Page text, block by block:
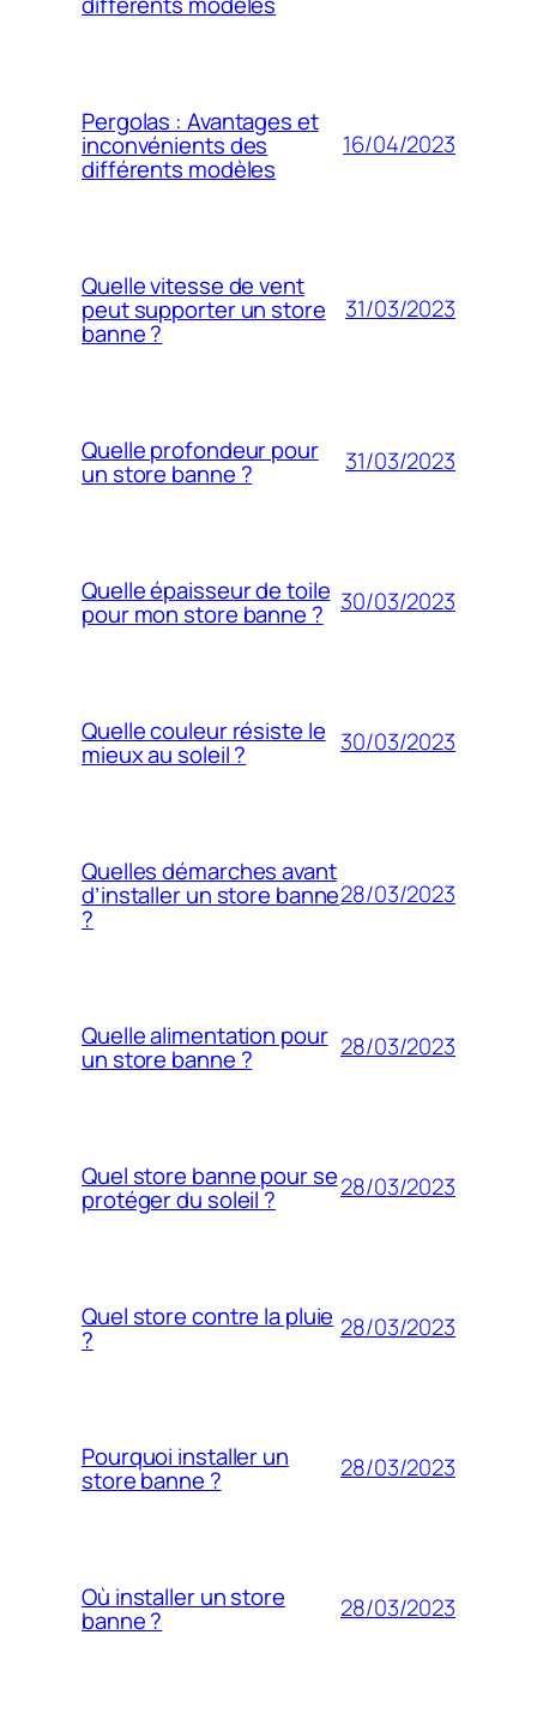
Pergolas : Avantages et
inconvénients des
différents modèles
16/04/2023
Quelle vitesse de vent
peut supporter un store
banne ?
31/03/2023
Quelle profondeur pour
un store banne ? 31/03/2023
Quelle épaisseur de toile
pour mon store banne ? 30/03/2023
Quelle couleur résiste le
mieux au soleil ? 30/03/2023
Quelles démarches avant
d’installer un store banne
?
28/03/2023
Quelle alimentation pour
un store banne ? 28/03/2023
Quel store banne pour se
protéger du soleil ? 28/03/2023
Quel store contre la pluie
? 28/03/2023
Pourquoi installer un
store banne ? 28/03/2023
Où installer un store
banne ? 28/03/2023